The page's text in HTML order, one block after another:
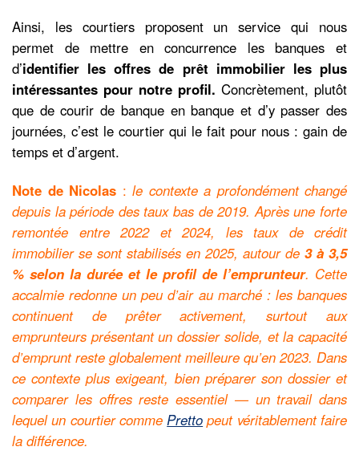
Ainsi, les courtiers proposent un service qui nous
permet de mettre en concurrence les banques et
d’identifier les offres de prêt immobilier les plus
intéressantes pour notre profil. Concrètement, plutôt
que de courir de banque en banque et d’y passer des
journées, c’est le courtier qui le fait pour nous : gain de
temps et d’argent.
Note de Nicolas : le contexte a profondément changé
depuis la période des taux bas de 2019. Après une forte
remontée entre 2022 et 2024, les taux de crédit
immobilier se sont stabilisés en 2025, autour de 3 à 3,5
% selon la durée et le profil de l’emprunteur. Cette
accalmie redonne un peu d’air au marché : les banques
continuent de prêter activement, surtout aux
emprunteurs présentant un dossier solide, et la capacité
d’emprunt reste globalement meilleure qu’en 2023. Dans
ce contexte plus exigeant, bien préparer son dossier et
comparer les offres reste essentiel — un travail dans
lequel un courtier comme Pretto peut véritablement faire
la différence.